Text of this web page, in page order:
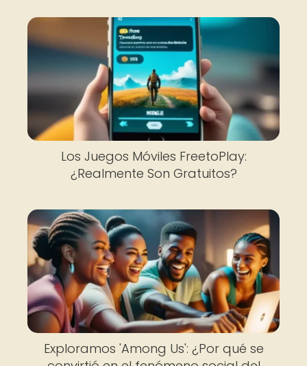
Los Juegos Móviles FreetoPlay:
¿Realmente Son Gratuitos?
Exploramos 'Among Us': ¿Por qué se